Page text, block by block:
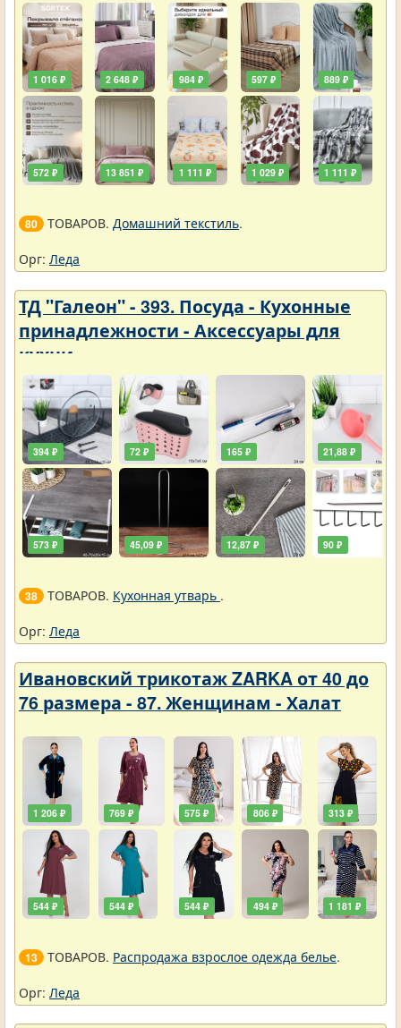
1 016 ₽
572 ₽
2 648 ₽
13 851 ₽
984 ₽
1 111 ₽
597 ₽
1 029 ₽
889 ₽
1 111 ₽
80 ТОВАРОВ. Домашний текстиль.
Орг: Леда
ТД "Галеон" - 393. Посуда - Кухонные
принадлежности - Аксессуары для
кухни
394 ₽
573 ₽
72 ₽
45,09 ₽
165 ₽
12,87 ₽
21,88 ₽
90 ₽
38 ТОВАРОВ. Кухонная утварь .
Орг: Леда
Ивановский трикотаж ZARKA от 40 до
76 размера - 87. Женщинам - Халат
1 206 ₽
544 ₽
769 ₽
544 ₽
575 ₽
544 ₽
806 ₽
494 ₽
313 ₽
1 181 ₽
13 ТОВАРОВ. Распродажа взрослое одежда белье.
Орг: Леда